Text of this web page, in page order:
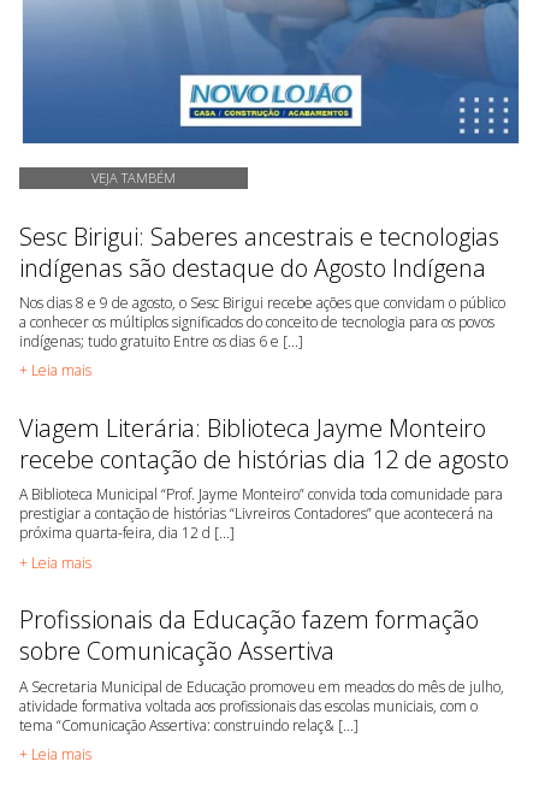
VEJA TAMBÉM
Sesc Birigui: Saberes ancestrais e tecnologias
indígenas são destaque do Agosto Indígena
Nos dias 8 e 9 de agosto, o Sesc Birigui recebe ações que convidam o público
a conhecer os múltiplos significados do conceito de tecnologia para os povos
indígenas; tudo gratuito Entre os dias 6 e [...]
+ Leia mais
Viagem Literária: Biblioteca Jayme Monteiro
recebe contação de histórias dia 12 de agosto
A Biblioteca Municipal “Prof. Jayme Monteiro” convida toda comunidade para
prestigiar a contação de histórias “Livreiros Contadores” que acontecerá na
próxima quarta-feira, dia 12 d [...]
+ Leia mais
Profissionais da Educação fazem formação
sobre Comunicação Assertiva
A Secretaria Municipal de Educação promoveu em meados do mês de julho,
atividade formativa voltada aos profissionais das escolas municiais, com o
tema “Comunicação Assertiva: construindo relaç& [...]
+ Leia mais